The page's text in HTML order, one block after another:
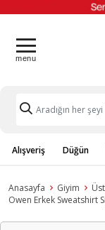
Alışveriş Düğün
Anasayfa Giyim
Owen Erkek Sweatshirt